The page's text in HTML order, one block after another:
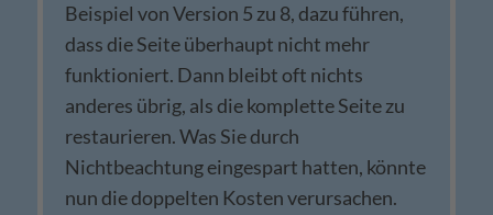
Beispiel von Version 5 zu 8, dazu führen,
dass die Seite überhaupt nicht mehr
funktioniert. Dann bleibt oft nichts
anderes übrig, als die komplette Seite zu
restaurieren. Was Sie durch
Nichtbeachtung eingespart hatten, könnte
nun die doppelten Kosten verursachen.